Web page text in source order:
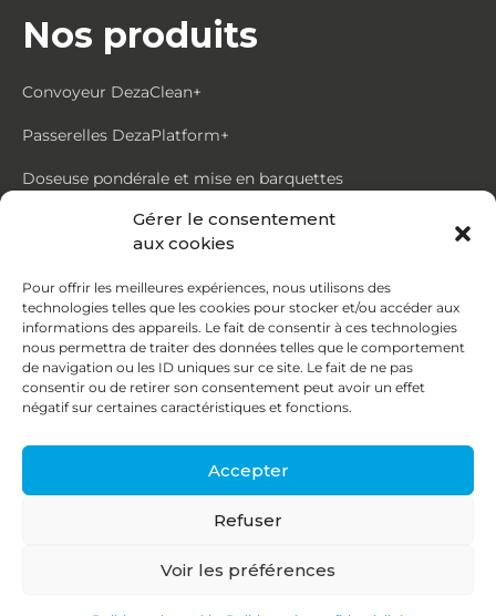
Gérer le consentement
aux cookies
Pour offrir les meilleures expériences, nous utilisons des
technologies telles que les cookies pour stocker et/ou accéder aux
informations des appareils. Le fait de consentir à ces technologies
nous permettra de traiter des données telles que le comportement
de navigation ou les ID uniques sur ce site. Le fait de ne pas
consentir ou de retirer son consentement peut avoir un effet
négatif sur certaines caractéristiques et fonctions.
Accepter
Refuser
Voir les préférences
Nos produits
Convoyeur DezaClean+
Passerelles DezaPlatform+
Doseuse pondérale et mise en barquettes
Trémie mouvante DezaMouv+
Contact
87, rue du Ruisseau
38070 St Quentin Fallavier
contact@deza.fr